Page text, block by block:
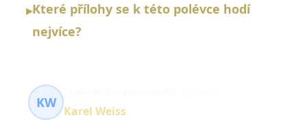
▸Které přílohy se k této polévce hodí
nejvíce?
KW
Karel Weiss